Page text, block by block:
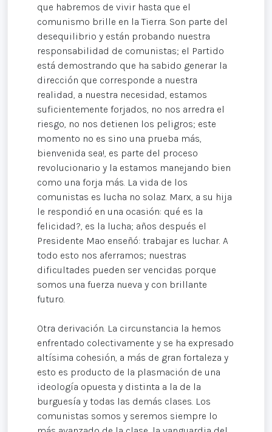
que habremos de vivir hasta que el
comunismo brille en la Tierra. Son parte del
desequilibrio y están probando nuestra
responsabilidad de comunistas; el Partido
está demostrando que ha sabido generar la
dirección que corresponde a nuestra
realidad, a nuestra necesidad, estamos
suficientemente forjados, no nos arredra el
riesgo, no nos detienen los peligros; este
momento no es sino una prueba más,
bienvenida sea!, es parte del proceso
revolucionario y la estamos manejando bien
como una forja más. La vida de los
comunistas es lucha no solaz. Marx, a su hija
le respondió en una ocasión: qué es la
felicidad?, es la lucha; años después el
Presidente Mao enseñó: trabajar es luchar. A
todo esto nos aferramos; nuestras
dificultades pueden ser vencidas porque
somos una fuerza nueva y con brillante
futuro.
Otra derivación. La circunstancia la hemos
enfrentado colectivamente y se ha expresado
altísima cohesión, a más de gran fortaleza y
esto es producto de la plasmación de una
ideología opuesta y distinta a la de la
burguesía y todas las demás clases. Los
comunistas somos y seremos siempre lo